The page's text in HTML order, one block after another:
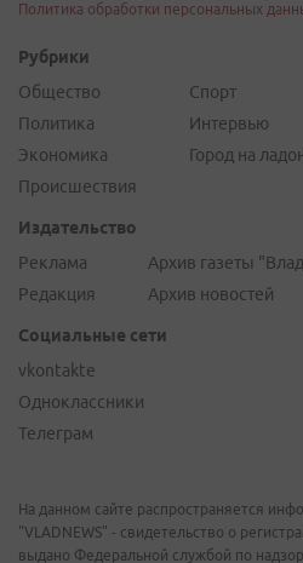
Политика обработки персональных
Рубрики
Общество
Политика
Экономика
Происшествия
Спорт
Интервью
Город на
Издательство
Реклама
Редакция
Архив газеты
Архив новостей
Социальные сети
vkontakte
Одноклассники
Телеграм
На данном сайте распространяется
"VLADNEWS" - свидетельство о
выдано Федеральной службой по